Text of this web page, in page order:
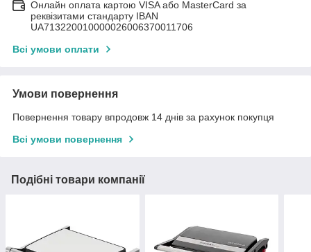
Онлайн оплата картою VISA або MasterCard за
реквізитами стандарту IBAN
UA713220010000026006370011706
Всі умови оплати
Умови повернення
Повернення товару впродовж 14 днів за рахунок покупця
Всі умови повернення
Подібні товари компанії